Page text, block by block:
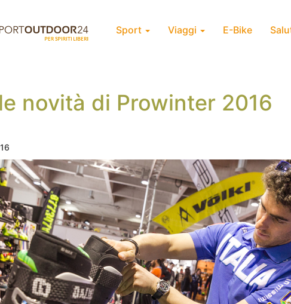
Sport Viaggi E-Bike
novità di Prowinter 2016